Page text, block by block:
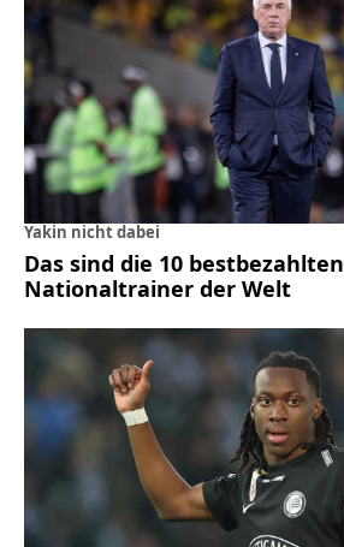
Yakin nicht dabei
Das sind die 10 bestbezahlten
Nationaltrainer der Welt